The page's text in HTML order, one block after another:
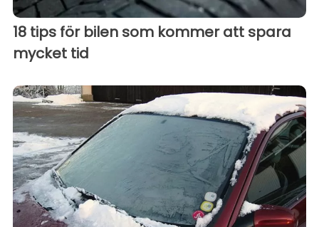
18 tips för bilen som kommer att spara
mycket tid